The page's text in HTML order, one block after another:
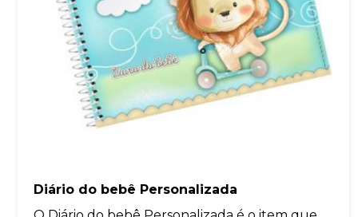
Diário do bebê Personalizada